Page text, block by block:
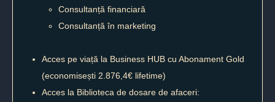
Consultanță financiară
Consultanță în marketing
Acces pe viață la Business HUB cu Abonament Gold
(economisești 2.876,4€ lifetime)
Acces la Biblioteca de dosare de afaceri: